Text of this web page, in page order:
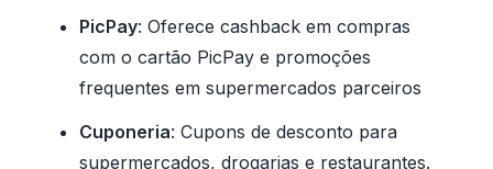
PicPay: Oferece cashback em compras
com o cartão PicPay e promoções
frequentes em supermercados parceiros
Cuponeria: Cupons de desconto para
supermercados, drogarias e restaurantes.